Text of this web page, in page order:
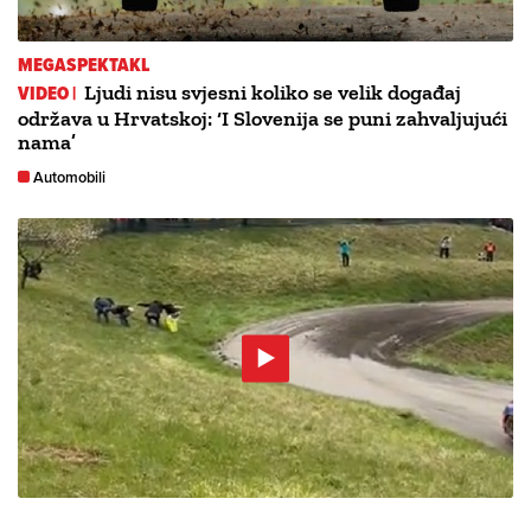
MEGASPEKTAKL
VIDEO | Ljudi nisu svjesni koliko se velik događaj
održava u Hrvatskoj: ‘I Slovenija se puni zahvaljujući
nama’
Automobili